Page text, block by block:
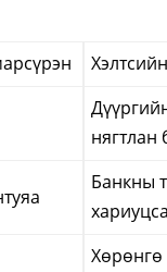
нягтлан
Банкны
Хөрөнгө